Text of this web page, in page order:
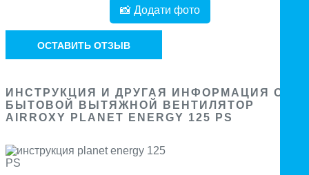
📸 Додати фото
ОСТАВИТЬ ОТЗЫВ
ИНСТРУКЦИЯ И ДРУГАЯ ИНФОРМАЦИЯ О
БЫТОВОЙ ВЫТЯЖНОЙ ВЕНТИЛЯТОР
AIRROXY PLANET ENERGY 125 PS